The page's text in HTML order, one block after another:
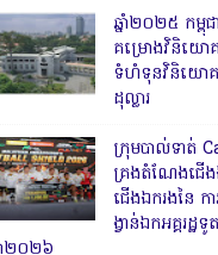
ឆ្នាំ២០២៥ កម្ពុ
គម្រោងវិនិយោ
ទំហំទុនវិនិយោ
ដុល្លារ
ក្រុមបាល់ទាត់
គ្រងតំណែងជើ
ជើងឯករងនៃ ក
ង្វាន់ឯកអគ្គរ
ាំ២០២៦